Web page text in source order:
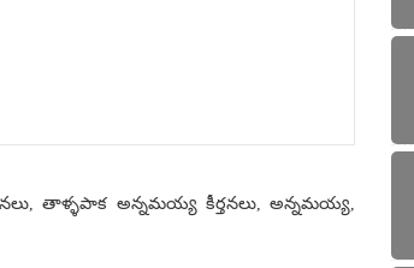
తాళ్ళపాక అన్నమయ్య కీర్తనలు, అన్నమయ్య,